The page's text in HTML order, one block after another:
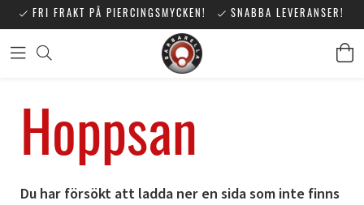
FRI FRAKT PÅ PIERCINGSMYCKEN! SNABBA LEVERANSER!
Hoppsan
Du har försökt att ladda ner en sida som inte finns